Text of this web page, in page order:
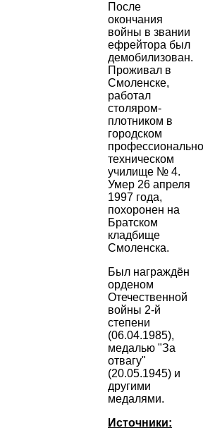
После
окончания
войны в звании
ефрейтора был
демобилизован.
Проживал в
Смоленске,
работал
столяром-
плотником в
городском
техническом
училище № 4.
Умер 26 апреля
1997 года,
похоронен на
Братском
кладбище
Смоленска.
Был награждён
орденом
Отечественной
войны 2-й
степени
(06.04.1985),
медалью "За
отвагу"
(20.05.1945) и
другими
медалями.
Источники: